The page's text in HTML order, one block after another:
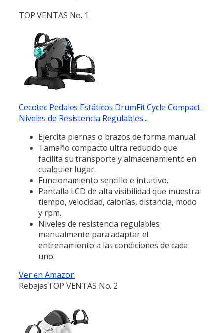
TOP VENTAS No. 1
Cecotec Pedales Estáticos DrumFit Cycle Compact.
Niveles de Resistencia Regulables...
Ejercita piernas o brazos de forma manual.
Tamaño compacto ultra reducido que
facilita su transporte y almacenamiento en
cualquier lugar.
Funcionamiento sencillo e intuitivo.
Pantalla LCD de alta visibilidad que muestra:
tiempo, velocidad, calorías, distancia, modo
y rpm.
Niveles de resistencia regulables
manualmente para adaptar el
entrenamiento a las condiciones de cada
uno.
Ver en Amazon
RebajasTOP VENTAS No. 2